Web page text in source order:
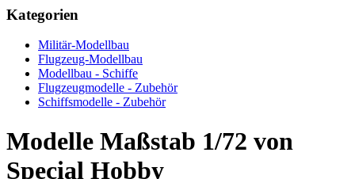
Kategorien
Militär-Modellbau
Flugzeug-Modellbau
Modellbau - Schiffe
Flugzeugmodelle - Zubehör
Schiffsmodelle - Zubehör
Modelle Maßstab 1/72 von
Special Hobby